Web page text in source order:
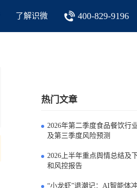
了解识微 400-829-9196
热门文章
2026年第二季度食品餐饮行
及第三季度风险预测
2026上半年重点舆情总结及
和风控报告
“小龙虾”退潮记：AI智能体